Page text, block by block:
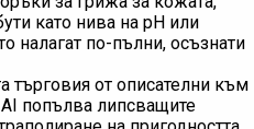
като нива на pH или
налагат по-пълни, осъзнати
търговия от описателни към
попълва липсващите